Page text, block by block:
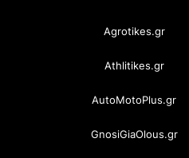
Agrotikes.gr
Athlitikes.gr
AutoMotoPlus.gr
GnosiGiaOlous.gr